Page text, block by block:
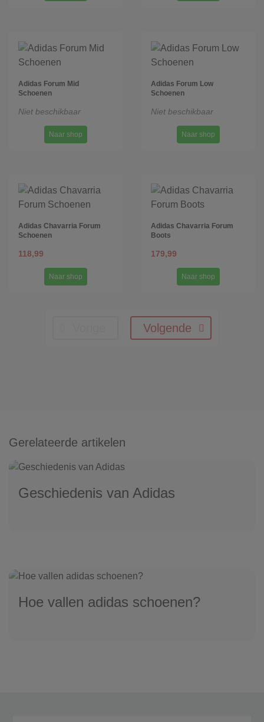
Adidas Forum Mid
Schoenen
Niet beschikbaar
Naar shop
Adidas Forum Low
Schoenen
Niet beschikbaar
Naar shop
Adidas Chavarria Forum
Schoenen
118,99
Naar shop
Adidas Chavarria Forum
Boots
179,99
Naar shop
Volgende
Gerelateerde artikelen
Geschiedenis van Adidas
Hoe vallen adidas schoenen?